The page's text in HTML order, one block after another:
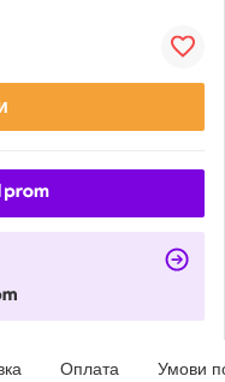
Оплата Умови